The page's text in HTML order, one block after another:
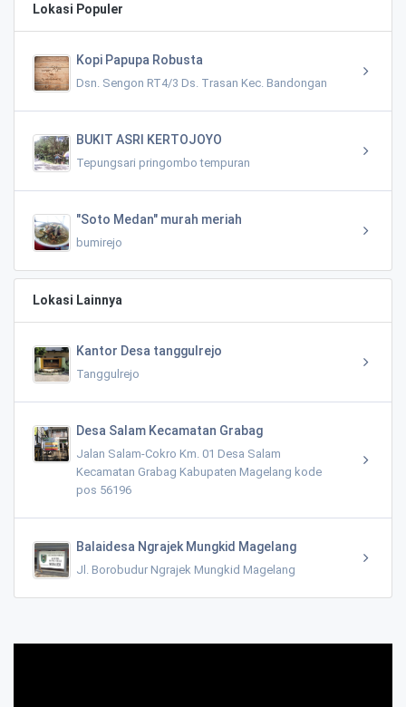
Lokasi Populer
Kopi Papupa Robusta
Dsn. Sengon RT4/3 Ds. Trasan Kec. Bandongan
BUKIT ASRI KERTOJOYO
Tepungsari pringombo tempuran
"Soto Medan" murah meriah
bumirejo
Lokasi Lainnya
Kantor Desa tanggulrejo
Tanggulrejo
Desa Salam Kecamatan Grabag
Jalan Salam-Cokro Km. 01 Desa Salam
Kecamatan Grabag Kabupaten Magelang kode
pos 56196
Balaidesa Ngrajek Mungkid Magelang
Jl. Borobudur Ngrajek Mungkid Magelang